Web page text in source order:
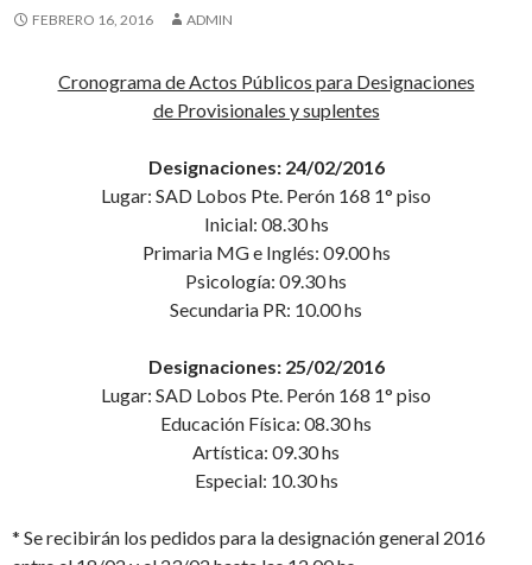
FEBRERO 16, 2016 ADMIN
Cronograma de Actos Públicos para Designaciones
de Provisionales y suplentes
Designaciones: 24/02/2016
Lugar: SAD Lobos Pte. Perón 168 1° piso
Inicial: 08.30 hs
Primaria MG e Inglés: 09.00 hs
Psicología: 09.30 hs
Secundaria PR: 10.00 hs
Designaciones: 25/02/2016
Lugar: SAD Lobos Pte. Perón 168 1° piso
Educación Física: 08.30 hs
Artística: 09.30 hs
Especial: 10.30 hs
* Se recibirán los pedidos para la designación general 2016